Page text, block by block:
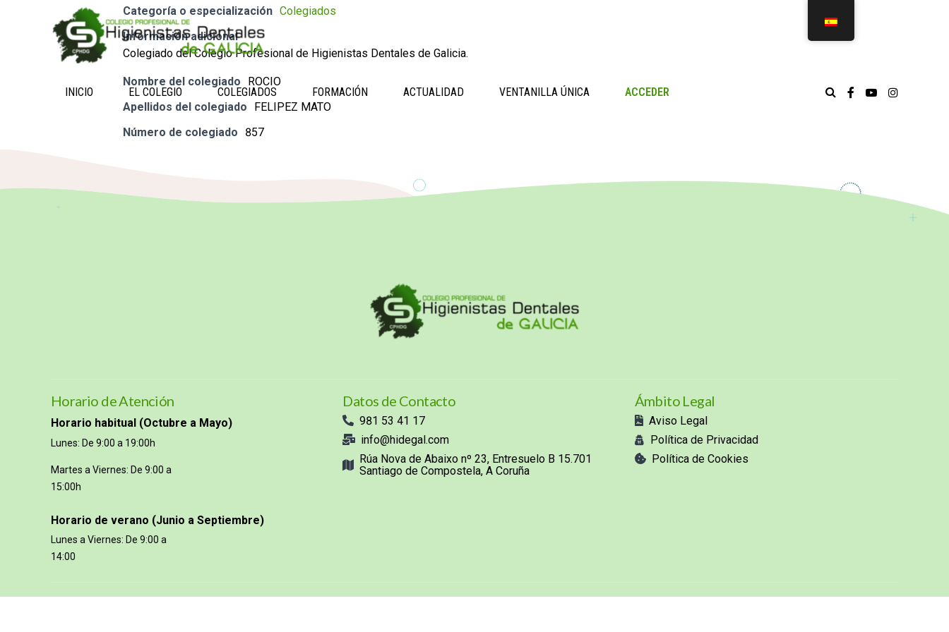
INICIO EL COLEGIO COLEGIADOS FORMACIÓN ACTUALIDAD VENTANILLA ÚNICA ACCEDER
Categoría o especialización Colegiados
Información adicional
Colegiado del Colegio Profesional de Higienistas Dentales de Galicia.
Nombre del colegiado
ROCIO
Apellidos del colegiado
FELIPEZ MATO
Número de colegiado
857
Horario de Atención
Horario habitual (Octubre a Mayo)
Lunes: De 9:00 a 19:00h
Martes a Viernes: De 9:00 a
15:00h
Horario de verano (Junio a Septiembre)
Lunes a Viernes: De 9:00 a
14:00
Datos de Contacto
981 53 41 17
info@hidegal.com
Rúa Nova de Abaixo nº 23, Entresuelo B 15.701
Santiago de Compostela, A Coruña
Ámbito Legal
Aviso Legal
Política de Privacidad
Política de Cookies